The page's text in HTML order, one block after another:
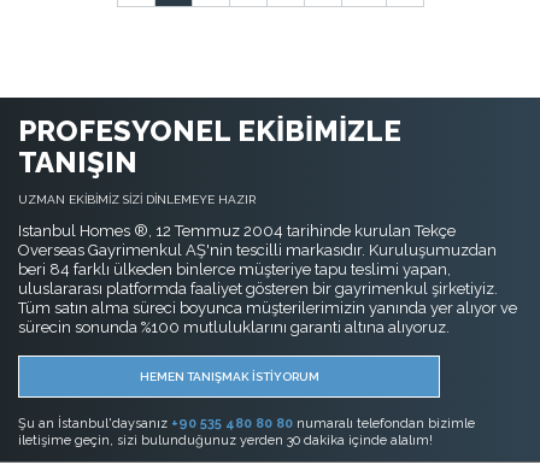
PROFESYONEL EKİBİMİZLE
TANIŞIN
UZMAN EKİBİMİZ SİZİ DİNLEMEYE HAZIR
Istanbul Homes ®, 12 Temmuz 2004 tarihinde kurulan Tekçe
Overseas Gayrimenkul AŞ'nin tescilli markasıdır. Kuruluşumuzdan
beri 84 farklı ülkeden binlerce müşteriye tapu teslimi yapan,
uluslararası platformda faaliyet gösteren bir gayrimenkul şirketiyiz.
Tüm satın alma süreci boyunca müşterilerimizin yanında yer alıyor ve
sürecin sonunda %100 mutluluklarını garanti altına alıyoruz.
HEMEN TANIŞMAK İSTİYORUM
Şu an İstanbul'daysanız +90 535 480 80 80 numaralı telefondan bizimle
iletişime geçin, sizi bulunduğunuz yerden 30 dakika içinde alalım!